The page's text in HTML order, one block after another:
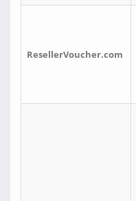
ResellerVoucher.com